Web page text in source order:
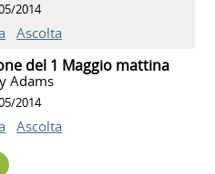
2014
Ascolta
del 1 Maggio mattina
Adams
2014
Ascolta